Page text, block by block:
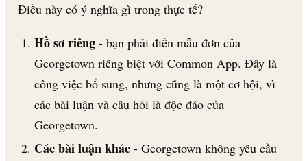
Điều này có ý nghĩa gì trong thực tế?
Hồ sơ riêng- bạn phải điền mẫu đơn của
Georgetown riêng biệt với Common App. Đây là
công việc bổ sung, nhưng cũng là một cơ hội, vì
các bài luận và câu hỏi là độc đáo của
Georgetown.
Các bài luận khác- Georgetown không yêu cầu